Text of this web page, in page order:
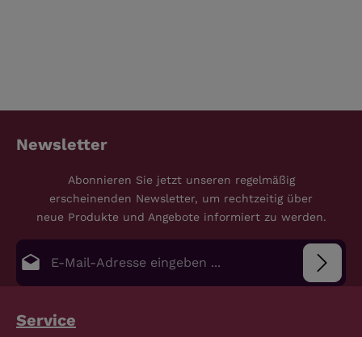
Newsletter
Abonnieren Sie jetzt unseren regelmäßig
erscheinenden Newsletter, um rechtzeitig über
neue Produkte und Angebote informiert zu werden.
E-Mail-Adresse*
Die mit einem Stern (*) markierten Felder sind
Service